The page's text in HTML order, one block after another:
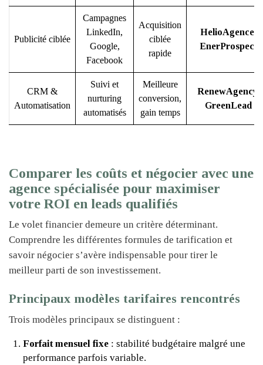
Publicité ciblée
Campagnes
LinkedIn,
Google,
Facebook
Acquisition
ciblée
rapide
HelioAgence
EnerProspect
CRM &
Automatisation
Suivi et
nurturing
automatisés
Meilleure
conversion,
gain temps
RenewAgency
GreenLead
Comparer les coûts et négocier avec une
agence spécialisée pour maximiser
votre ROI en leads qualifiés
Le volet financier demeure un critère déterminant.
Comprendre les différentes formules de tarification et
savoir négocier s’avère indispensable pour tirer le
meilleur parti de son investissement.
Principaux modèles tarifaires rencontrés
Trois modèles principaux se distinguent :
Forfait mensuel fixe : stabilité budgétaire malgré une
performance parfois variable.